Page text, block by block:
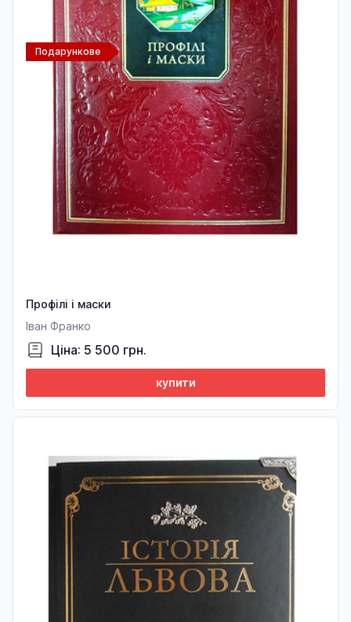
Подарункове
Профiлi i маски
Іван Франко
Ціна: 5 500 грн.
купити